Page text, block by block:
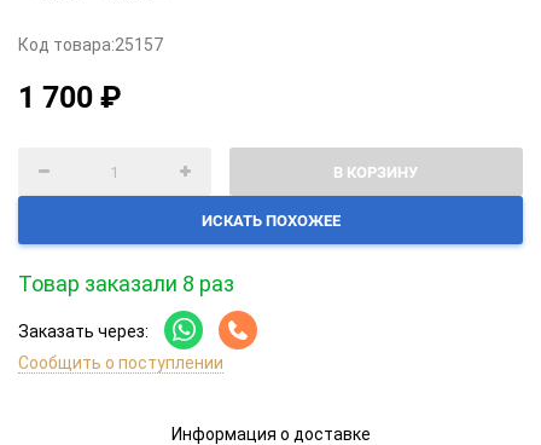
Код товара:25157
1 700 ₽
В КОРЗИНУ
ИСКАТЬ ПОХОЖЕЕ
Товар заказали 8 раз
Заказать через:
Сообщить о поступлении
Информация о доставке